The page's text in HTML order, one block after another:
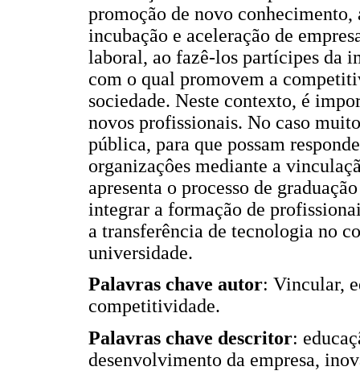
promoção de novo
incubação e aceleração de
laboral, ao fazê-los partícipes da
com o qual promovem a
sociedade. Neste contexto, é
novos profissionais. No caso
pública, para que possam
organizaçôes mediante a
apresenta o processo de
integrar a formação de
a transferência de tecnologia no
universidade.
Palavras chave autor: Vincular,
competitividade.
Palavras chave descritor:
desenvolvimento da empresa,